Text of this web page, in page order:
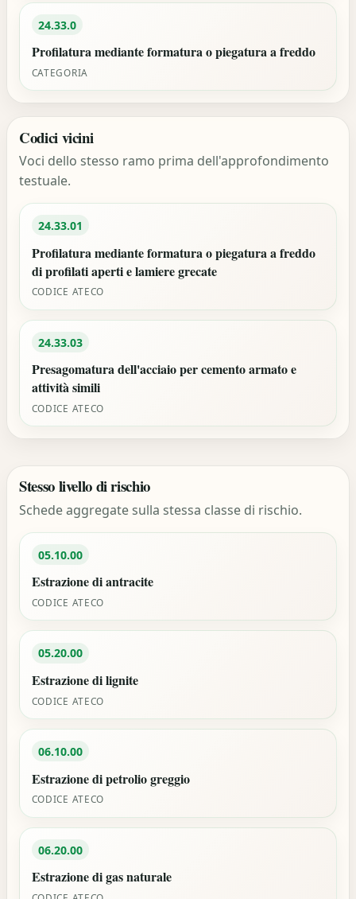
24.33.0
Profilatura mediante formatura o piegatura a freddo
CATEGORIA
Codici vicini
Voci dello stesso ramo prima dell'approfondimento
testuale.
24.33.01
Profilatura mediante formatura o piegatura a freddo
di profilati aperti e lamiere grecate
CODICE ATECO
24.33.03
Presagomatura dell'acciaio per cemento armato e
attività simili
CODICE ATECO
Stesso livello di rischio
Schede aggregate sulla stessa classe di rischio.
05.10.00
Estrazione di antracite
CODICE ATECO
05.20.00
Estrazione di lignite
CODICE ATECO
06.10.00
Estrazione di petrolio greggio
CODICE ATECO
06.20.00
Estrazione di gas naturale